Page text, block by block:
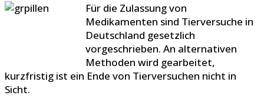
Für die Zulassung von
Medikamenten sind Tierversuche in
Deutschland gesetzlich
vorgeschrieben. An alternativen
Methoden wird gearbeitet,
kurzfristig ist ein Ende von Tierversuchen nicht in
Sicht.